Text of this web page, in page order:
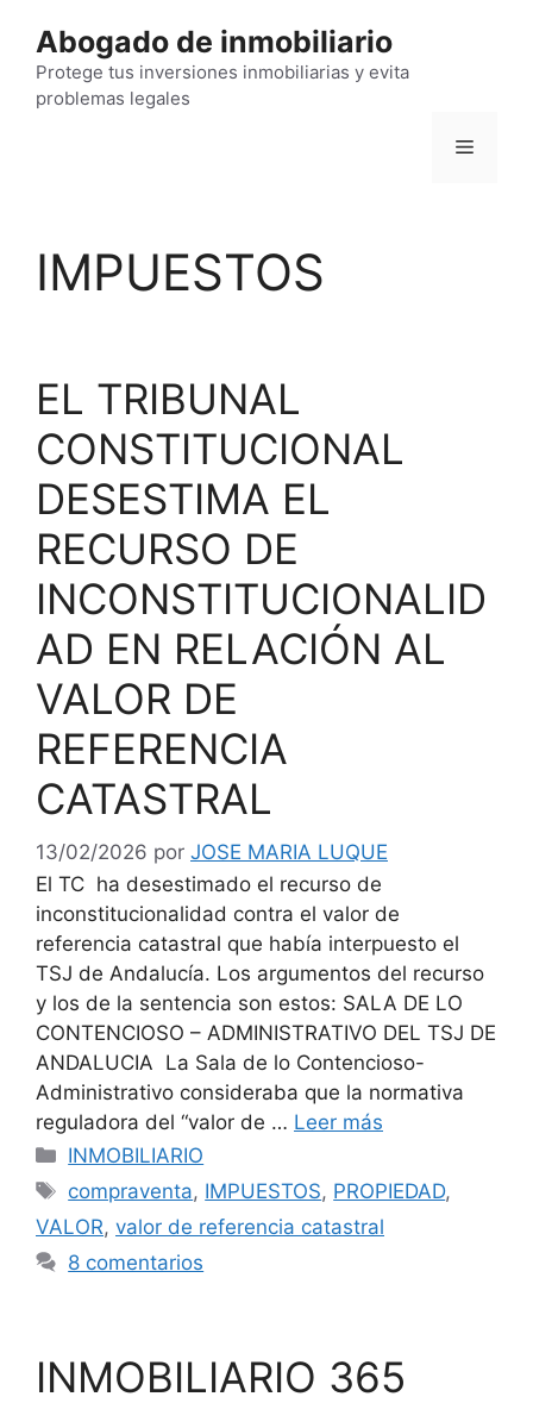
contenido
Abogado de inmobiliario
Protege tus inversiones inmobiliarias y evita
problemas legales
Menú
IMPUESTOS
EL TRIBUNAL
CONSTITUCIONAL
DESESTIMA EL
RECURSO DE
INCONSTITUCIONALID
AD EN RELACIÓN AL
VALOR DE
REFERENCIA
CATASTRAL
13/02/2026 por JOSE MARIA LUQUE
El TC ha desestimado el recurso de
inconstitucionalidad contra el valor de
referencia catastral que había interpuesto el
TSJ de Andalucía. Los argumentos del recurso
y los de la sentencia son estos: SALA DE LO
CONTENCIOSO – ADMINISTRATIVO DEL TSJ DE
ANDALUCIA La Sala de lo Contencioso-
Administrativo consideraba que la normativa
reguladora del “valor de … Leer más
Categorías
INMOBILIARIO
Etiquetas
compraventa, IMPUESTOS, PROPIEDAD,
VALOR, valor de referencia catastral
8 comentarios
INMOBILIARIO 365